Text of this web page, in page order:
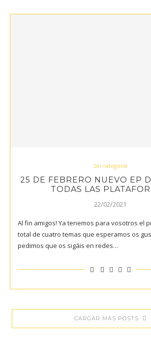
Sin categoría
25 DE FEBRERO NUEVO EP
TODAS LAS
22/02/2021
Al fin amigos! Ya tenemos para vosotros el
total de cuatro temas que esperamos os
pedimos que os sigáis en redes…
CARGAR MÁS POSTS